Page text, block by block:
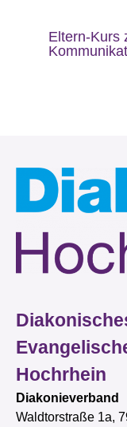
Eltern-Kurs
Hochrhein
Diakonieverband
Waldtorstraße 1a,